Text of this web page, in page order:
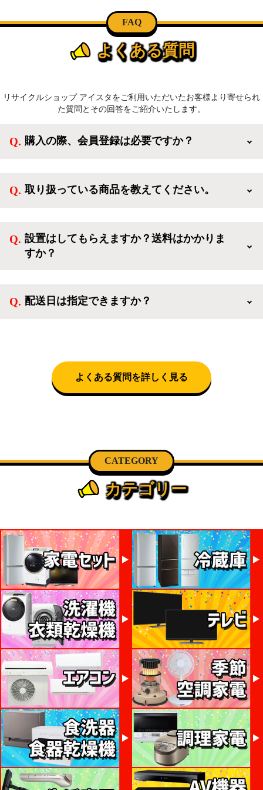
FAQ
よくある質問
リサイクルショップ アイスタをご利用いただいたお客様より寄せられ
た質問とその回答をご紹介いたします。
購入の際、会員登録は必要ですか？
方、登録しなくてもカートに商品を入れた後、ログイ
取り扱っている商品を教えてください。
活を応援するような家電セットから、季節・空調家
電、調理家電、生活家電まで、幅広く中古家電を取り
設置はしてもらえますか？送料はかかりま
すか？
神奈川・千葉)において自社配送を選択いただくこと
配送日は指定できますか？
話にて日時決定に関するご連絡をさせて頂きます。
よくある質問を詳しく見る
CATEGORY
カテゴリー